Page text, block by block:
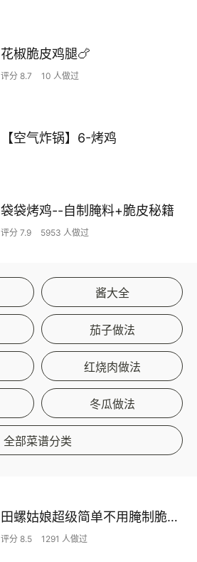
花椒脆皮鸡腿🍗
评分 8.7 10 人做过
【空气炸锅】6-烤鸡
袋袋烤鸡--自制腌料+脆皮秘籍
评分 7.9 5953 人做过
酱大全
茄子做法
红烧肉做法
冬瓜做法
全部菜谱分类
田螺姑娘超级简单不用腌制脆皮烤鸡
评分 8.5 1291 人做过